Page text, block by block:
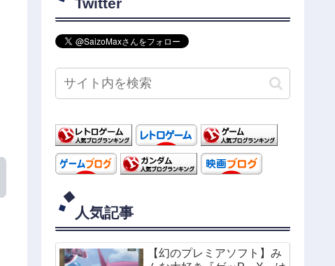
Twitter
人気記事
【幻のプレミアソフト】み